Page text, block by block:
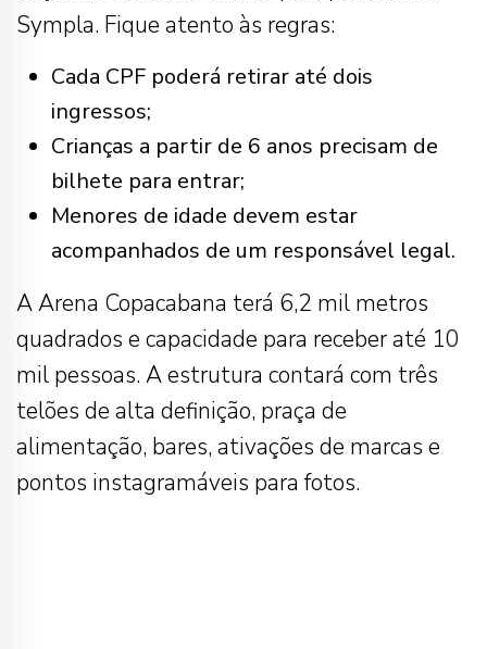
Sympla. Fique atento às regras:
Cada CPF poderá retirar até dois
ingressos;
Crianças a partir de 6 anos precisam de
bilhete para entrar;
Menores de idade devem estar
acompanhados de um responsável legal.
A Arena Copacabana terá 6,2 mil metros
quadrados e capacidade para receber até 10
mil pessoas. A estrutura contará com três
telões de alta definição, praça de
alimentação, bares, ativações de marcas e
pontos instagramáveis para fotos.